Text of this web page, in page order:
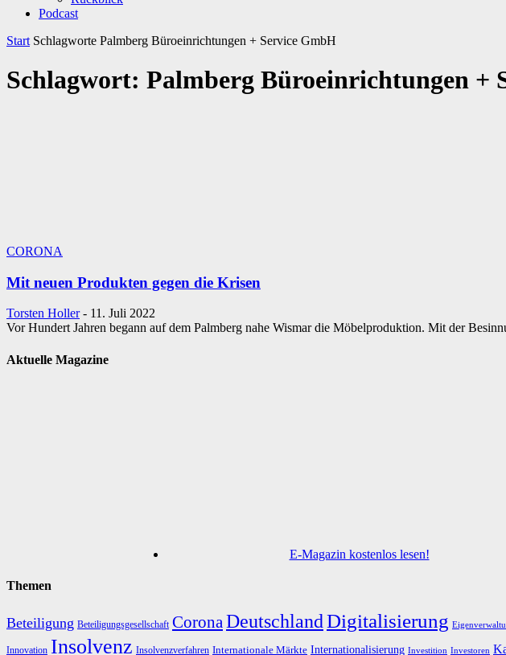
Podcast
Start Schlagworte Palmberg Büroeinrichtungen + Service GmbH
Schlagwort: Palmberg Büroeinrichtungen +
CORONA
Mit neuen Produkten gegen die Krisen
Torsten Holler - 11. Juli 2022
Vor Hundert Jahren begann auf dem Palmberg nahe Wismar die Möbelproduktion. Mit der
Aktuelle Magazine
E-Magazin kostenlos lesen!
Themen
Beteiligung Beteiligungsgesellschaft CoronaDeutschlandDigitalisierung
Innovation Insolvenz Insolvenzverfahren Internationale Märkte Internationalisierung Investition Investoren